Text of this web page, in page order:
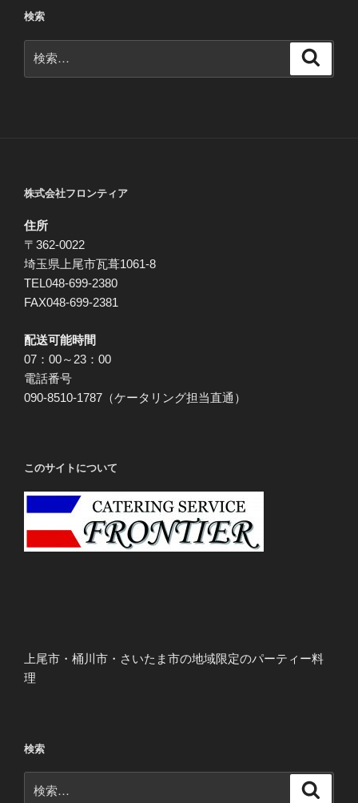
シ
ョ
ン
検索
索:
株式会社フロンティア
住所
〒362-0022
埼玉県上尾市瓦葺1061-8
TEL048-699-2380
FAX048-699-2381
配送可能時間
07：00～23：00
電話番号
090-8510-1787（ケータリング担当直通）
このサイトについて
上尾市・桶川市・さいたま市の地域限定のパーティー料
理
検索
索: